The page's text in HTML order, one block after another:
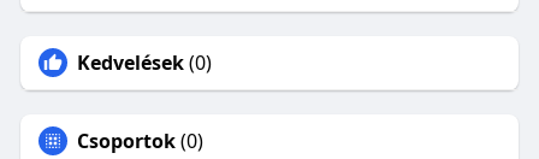
Kedvelések(0)
Csoportok(0)